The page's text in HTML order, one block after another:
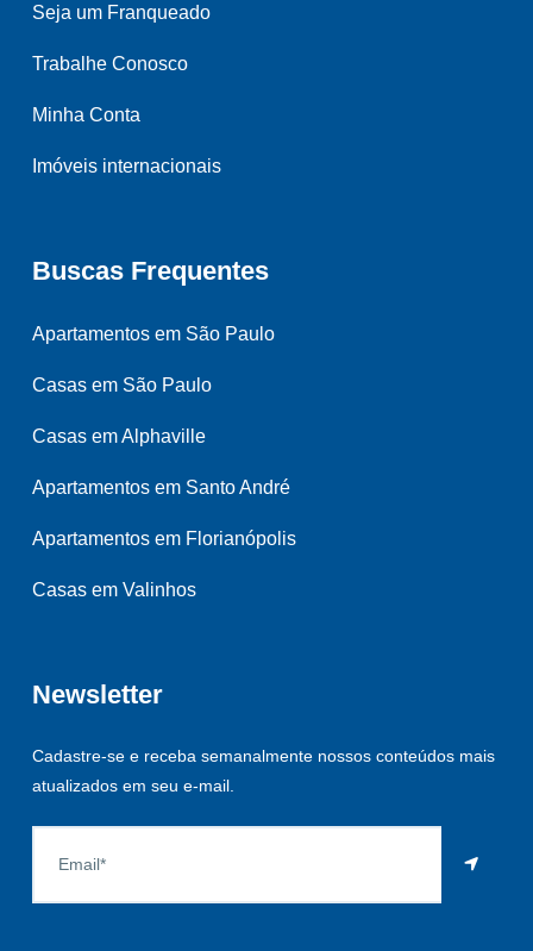
Seja um Franqueado
Trabalhe Conosco
Minha Conta
Imóveis internacionais
Buscas Frequentes
Apartamentos em São Paulo
Casas em São Paulo
Casas em Alphaville
Apartamentos em Santo André
Apartamentos em Florianópolis
Casas em Valinhos
Newsletter
Cadastre-se e receba semanalmente nossos conteúdos mais
atualizados em seu e-mail.